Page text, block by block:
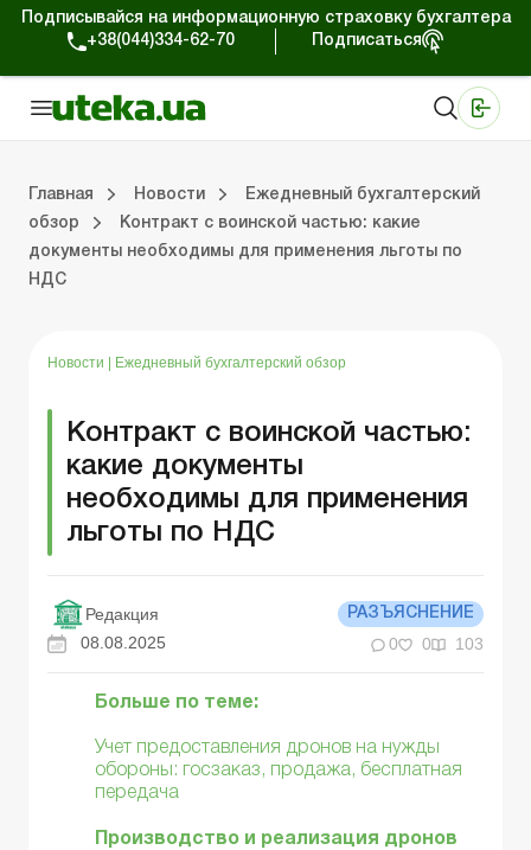
Подписывайся на информационную страховку бухгалтера
+38(044)334-62-70
Подписаться
Главная Новости
Ежедневный бухгалтерский
обзор
Контракт с воинской частью: какие
документы необходимы для применения льготы по
НДС
Новости Ежедневный бухгалтерский обзор
Контракт с воинской частью:
какие документы
необходимы для применения
льготы по НДС
Редакция РАЗЪЯСНЕНИЕ
08.08.2025 0 0 103
Больше по теме:
Учет предоставления дронов на нужды
обороны: госзаказ, продажа, бесплатная
передача
Производство и реализация дронов